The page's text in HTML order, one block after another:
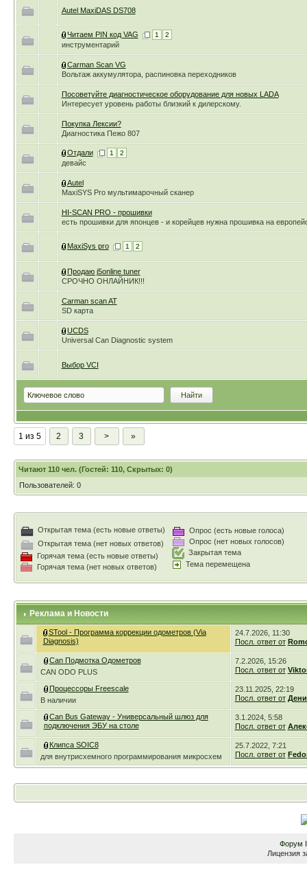
Autel MaxiDAS DS708
Читаем PIN код VAG 1 2
инструментарий
Carman Scan VG
Вольтаж аккумулятора, распиновка переходников
Посоветуйте диагностическое оборудование для новых LADA
Интересует уровень работы близкий к дилерскому.
Покупка Лексии?
Диагностика Пежо 807
Отдали 1 2
девайс
Autel
MaxiSYS Pro мультимарочный сканер
HI-SCAN PRO - прошивки
есть прошивки для японцев - и корейцев нужна прошивка на
MaxiSys pro 1 2
Продаю j5online tuner
СРОЧНО ОНЛАЙНИК!!!
Carman scan AT
SD карта
UCDS
Universal Can Diagnostic system
Выбор VCI
1 из 5 2 3 > »
Читают 110 чел. (Гостей: 110, Скрытых: 0)
Пользователей: 0
Открытая тема (есть новые ответы)
Открытая тема (нет новых ответов)
Горячая тема (есть новые ответы)
Горячая тема (нет новых ответов)
Опрос (есть новые голоса)
Опрос (нет новых голосов)
Закрытая тема
Тема перемещена
Реклама и Новости
STool - Программа коррекции одометров (Via
Diagnosis)
24.7.2026, 11:30
Посл. ответ от
Can Подмотка Одометров
CAN ODO PLUS
7.2.2026, 15:26
Посл. ответ от
Процессоры Freescale
В наличии
23.11.2025, 22:19
Посл. ответ от
Can Bus Gateway - Универсальный шлюз для
подключения ЭБУ на столе
3.1.2024, 5:58
Посл. ответ от
Клипса SOIC8
для внутрисхемного программирования микросхем
25.7.2022, 7:21
Посл. ответ от
Форум
Лицензия